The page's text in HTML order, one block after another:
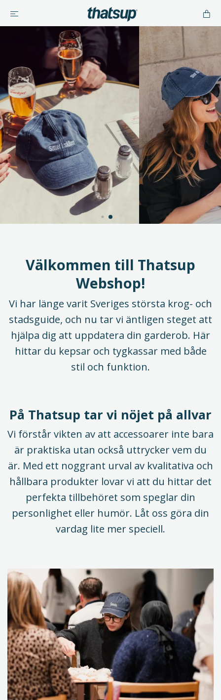
Välkommen till Thatsup
Webshop!
Vi har länge varit Sveriges största krog- och
stadsguide, och nu tar vi äntligen steget att
hjälpa dig att uppdatera din garderob. Här
hittar du kepsar och tygkassar med både
stil och funktion.
På Thatsup tar vi nöjet på allvar
Vi förstår vikten av att accessoarer inte bara
är praktiska utan också uttrycker vem du
är. Med ett noggrant urval av kvalitativa och
hållbara produkter lovar vi att du hittar det
perfekta tillbehöret som speglar din
personlighet eller humör. Låt oss göra din
vardag lite mer speciell.